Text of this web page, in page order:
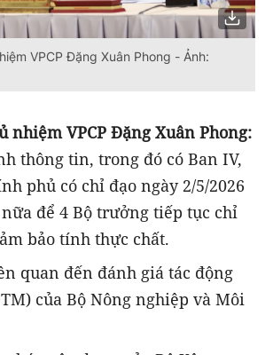
VPCP Đặng Xuân Phong - Ảnh:
nhiệm VPCP Đặng Xuân Phong:
thông tin, trong đó có Ban IV,
phủ có chỉ đạo ngày 2/5/2026
để 4 Bộ trưởng tiếp tục chỉ
bảo tính thực chất.
quan đến đánh giá tác động
của Bộ Nông nghiệp và Môi